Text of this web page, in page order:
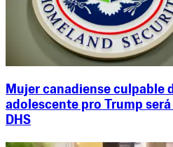
Mujer canadiense culpable
adolescente pro Trump
DHS